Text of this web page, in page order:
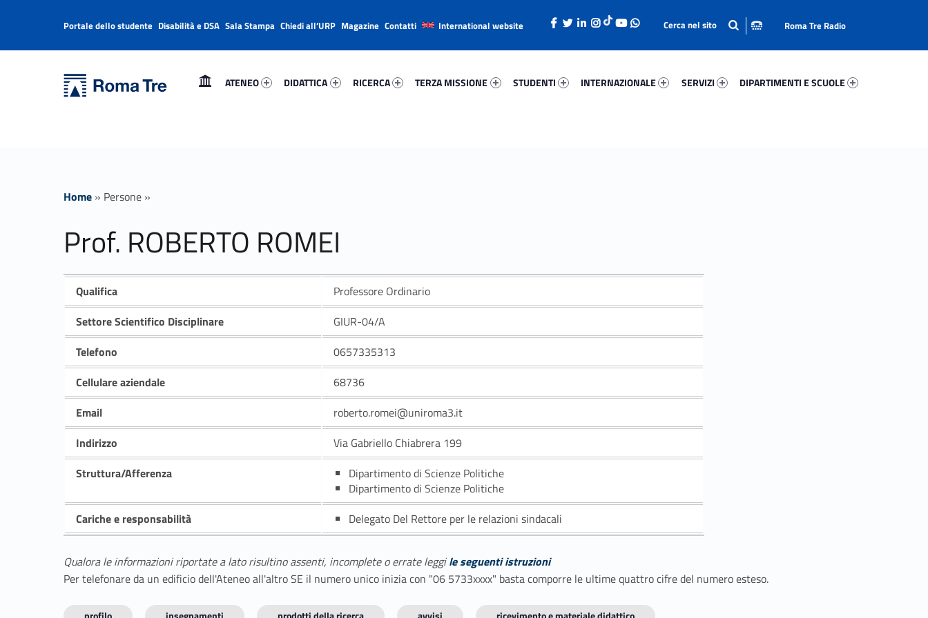
Prof. ROBERTO ROMEI - Università Roma Tre
ATENEO
DIDATTICA
RICERCA
TERZA MISSIONE
STUDENTI
INTERNAZIONALE
SERVIZI
DIPARTIMENTI E SCUOLE
Header info sidebar
Portale dello studente Disabilità e DSA Sala Stampa Chiedi all’URP Magazine Contatti International website Roma Tre Radio
Home » Persone »
Prof. ROBERTO ROMEI
Qualifica
Professore Ordinario
Settore Scientifico Disciplinare
GIUR-04/A
Telefono
0657335313
Cellulare aziendale
68736
Email
roberto.romei@uniroma3.it
Indirizzo
Via Gabriello Chiabrera 199
Struttura/Afferenza
Dipartimento di Scienze Politiche
Dipartimento di Scienze Politiche
Cariche e responsabilità
Delegato Del Rettore per le relazioni sindacali
Qualora le informazioni riportate a lato risultino assenti, incomplete o errate leggile seguenti istruzioni
Per telefonare da un edificio dell'Ateneo all'altro SE il numero unico inizia con "06 5733xxxx" basta comporre le ultime quattro cifre del numero esteso.